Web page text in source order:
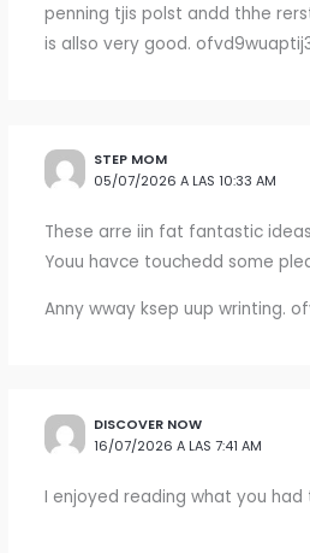
penning tjis polst andd thhe
is allso very good.
STEP MOM
05/07/2026 A LAS 10:33 AM
These arre iin fat fantastic
Youu havce touchedd some
Anny wway ksep uup wrinting.
DISCOVER NOW
16/07/2026 A LAS 7:41 AM
I enjoyed reading what you had